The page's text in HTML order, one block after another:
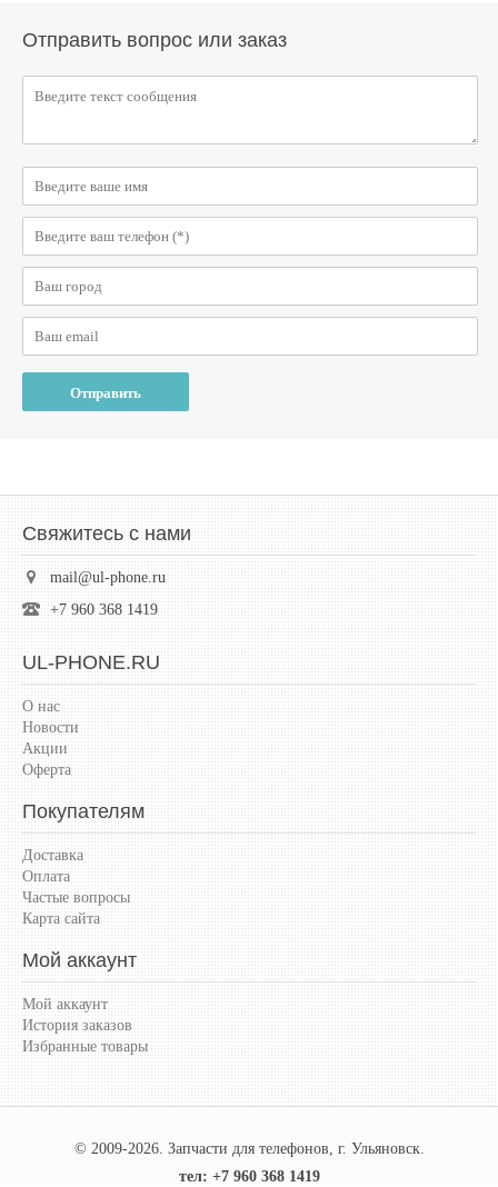
Отправить вопрос или заказ
Свяжитесь с нами
mail@ul-phone.ru
+7 960 368 1419
UL-PHONE.RU
О нас
Новости
Акции
Оферта
Покупателям
Доставка
Оплата
Частые вопросы
Карта сайта
Мой аккаунт
Мой аккаунт
История заказов
Избранные товары
© 2009-2026. Запчасти для телефонов, г. Ульяновск.
тел: +7 960 368 1419